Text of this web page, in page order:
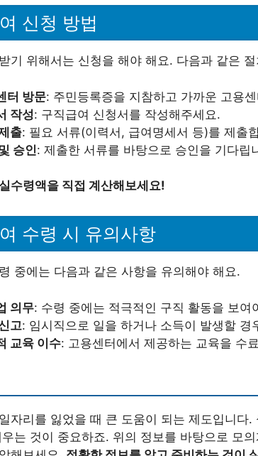
신청 방법
기 위해서는 신청을 해야 해요. 다음과 같은
터 방문: 주민등록증을 지참하고 가까운 고용
작성: 구직급여 신청서를 작성해주세요.
출: 필요 서류(이력서, 급여명세서 등)를 제출
승인: 제출한 서류를 바탕으로 승인을 기다립
수령액을 직접 계산해보세요!
수령 시 유의사항
중에는 다음과 같은 사항을 유의해야 해요.
의무: 수령 중에는 적극적인 구직 활동을 보여
고: 임시직으로 일을 하거나 소득이 발생할 경
교육 이수: 고용센터에서 제공하는 교육을 수
자리를 잃었을 때 큰 도움이 되는 제도입니다
는 것이 중요하죠. 위의 정보를 바탕으로 모